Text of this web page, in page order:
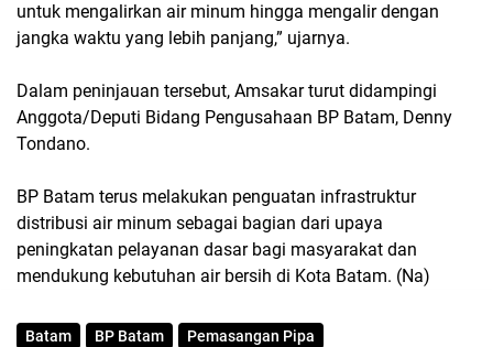
untuk mengalirkan air minum hingga mengalir dengan
jangka waktu yang lebih panjang,” ujarnya.
Dalam peninjauan tersebut, Amsakar turut didampingi
Anggota/Deputi Bidang Pengusahaan BP Batam, Denny
Tondano.
BP Batam terus melakukan penguatan infrastruktur
distribusi air minum sebagai bagian dari upaya
peningkatan pelayanan dasar bagi masyarakat dan
mendukung kebutuhan air bersih di Kota Batam. (Na)
Batam BP Batam Pemasangan Pipa